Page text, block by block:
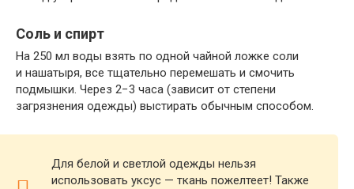
Соль и спирт
На 250 мл воды взять по одной чайной ложке соли
и нашатыря, все тщательно перемешать и смочить
подмышки. Через 2−3 часа (зависит от степени
загрязнения одежды) выстирать обычным способом.
Для белой и светлой одежды нельзя
использовать уксус — ткань пожелтеет! Также